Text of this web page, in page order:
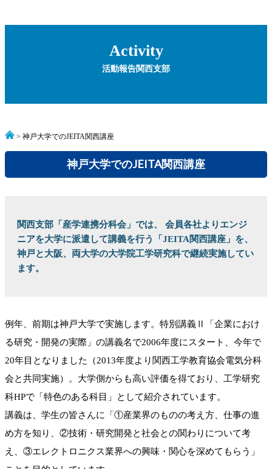
Activity
活動報告関西支部
> 神戸大学でのJEITA関西講座
神戸大学でのJEITA関西講座
関西支部「産学連携分科会」では、 会員各社よりエンジ
ニアを大学に派遣して講義を行う「JEITA関西講座」を、
神戸と大阪、両大学の大学院工学研究科で継続実施してい
ます。
例年、前期は神戸大学で実施します。特別講義Ⅱ「企業におけ
る研究・開発の実際」の講義名で2006年度にスタート、今年で
20年目となりました（2013年度より関西工学教育協会電気分科
会と共同実施）。大学側からも高い評価を得ており、工学研究
科HPで「特色のある科目」として紹介されています。
講義は、学生の皆さんに「①産業界のものの考え方、仕事の進
め方を知り、②技術・研究開発と社会との関わりについて考
え、③エレクトロニクス業界への興味・関心を深めてもらう」